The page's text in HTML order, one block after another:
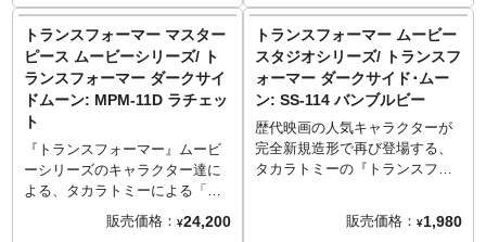
など、ディテールや質感に至る
まで細部まで表現。眼部用オメ
ガビームのエフェクトパーツ、
多彩な差し替え用ハンドパーツ
を使用し、さまざまなアクショ
ンシーンが演出可能です。
す。頭部のスイッチを押すこと
で、3分間目が点灯し、キイキイ
と鳴き声も！全身にはウェザリ
ングが追加され、リアルな質感
が体感できます。
トランスフォーマー マスター
ピース ムービーシリーズ/ ト
ランスフォーマー ダークサイ
ドムーン: MPM-11D ラチェッ
ト
『トランスフォーマー』ムービ
ーシリーズのキャラクター達に
よる、タカラトミーによる「マ
スターピース」ライン！映画第
三作『トランスフォーマー ダー
販売価格： ¥24,200
トランスフォーマー ムービー
スタジオシリーズ/ トランスフ
ォーマー ダークサイド･ムー
ン: SS-114 バンブルビー
歴代映画の人気キャラクターが
完全新規造形で再び登場する、
タカラトミーの『トランスフォ
リウッドムービー第三作『トラ
ンスフォーマー ダークサイド･
販売価格： ¥1,980